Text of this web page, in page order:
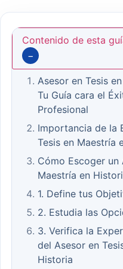
Contenido de esta
−
Asesor en Tesis
Tu Guía cara el
Profesional
Importancia de la
Tesis en Maestría
Cómo Escoger un
Maestría en
1. Define tus
2. Estudia las
3. Verifica la
del Asesor en
Historia